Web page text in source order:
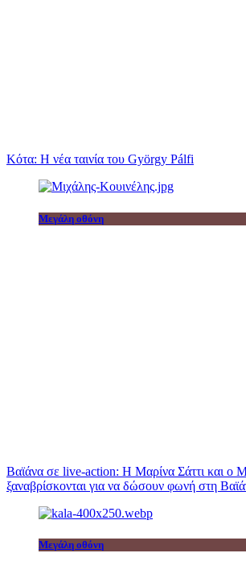
Κότα: Η νέα ταινία του György Pálfi
Μεγάλη οθόνη
Βαϊάνα σε live-action: Η Μαρίνα Σάττι και ο
ξαναβρίσκονται για να δώσουν φωνή στη
Μεγάλη οθόνη